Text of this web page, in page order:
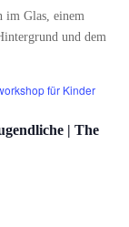
| The
für Kinder